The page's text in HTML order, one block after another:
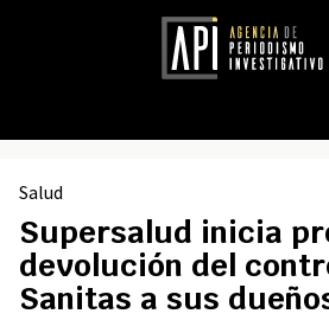
Salud
Supersalud inicia
devolución del
Sanitas a sus